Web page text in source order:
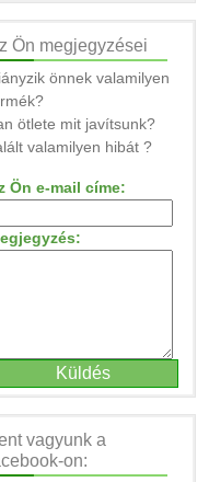
Ön megjegyzései
önnek valamilyen
ötlete mit javítsunk?
valamilyen hibát ?
Ön e-mail címe:
vagyunk a
on: